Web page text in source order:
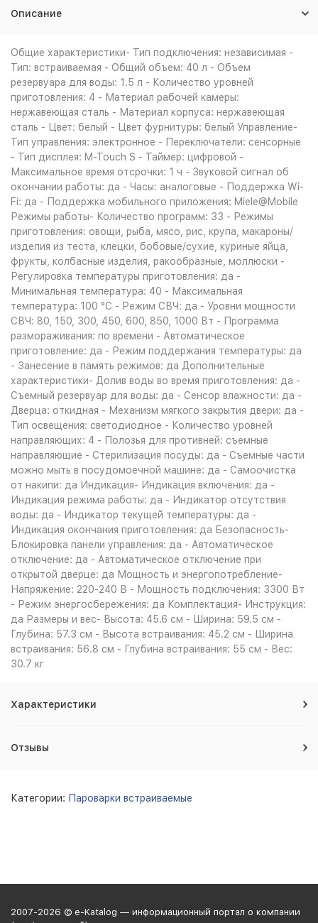
Описание
Общие характеристики- Тип подключения: независимая -
Тип: встраиваемая - Общий объем: 40 л - Объем
резервуара для воды: 1.5 л - Количество уровней
приготовления: 4 - Материал рабочей камеры:
нержавеющая сталь - Материал корпуса: нержавеющая
сталь - Цвет: белый - Цвет фурнитуры: белый Управление-
Тип управления: электронное - Переключатели: сенсорные
- Тип дисплея: M-Touch S - Таймер: цифровой -
Максимальное время отсрочки: 1 ч - Звуковой сигнал об
окончании работы: да - Часы: аналоговые - Поддержка Wi-
Fi: да - Поддержка мобильного приложения: Miele@Mobile
Режимы работы- Количество программ: 33 - Режимы
приготовления: овощи, рыба, мясо, рис, крупа, макароны/
изделия из теста, клецки, бобовые/сухие, куриные яйца,
фрукты, колбасные изделия, ракообразные, моллюски -
Регулировка температуры приготовления: да -
Минимальная температура: 40 - Максимальная
температура: 100 °C - Режим СВЧ: да - Уровни мощности
СВЧ: 80, 150, 300, 450, 600, 850, 1000 Вт - Программа
размораживания: по времени - Автоматическое
приготовление: да - Режим поддержания температуры: да
- Занесение в память режимов: да Дополнительные
характеристики- Долив воды во время приготовления: да -
Съемный резервуар для воды: да - Сенсор влажности: да -
Дверца: откидная - Механизм мягкого закрытия двери: да -
Тип освещения: светодиодное - Количество уровней
направляющих: 4 - Полозья для противней: съемные
направляющие - Стерилизация посуды: да - Съемные части
можно мыть в посудомоечной машине: да - Самоочистка
от накипи: да Индикация- Индикация включения: да -
Индикация режима работы: да - Индикатор отсутствия
воды: да - Индикатор текущей температуры: да -
Индикация окончания приготовления: да Безопасность-
Блокировка панели управления: да - Автоматическое
отключение: да - Автоматическое отключение при
открытой дверце: да Мощность и энергопотребление-
Напряжение: 220-240 В - Мощность подключения: 3300 Вт
- Режим энергосбережения: да Комплектация- Инструкция:
да Размеры и вес- Высота: 45.6 см - Ширина: 59.5 см -
Глубина: 57.3 см - Высота встраивания: 45.2 см - Ширина
встраивания: 56.8 см - Глубина встраивания: 55 см - Вес:
30.7 кг
Характеристики
Отзывы
Категории: Пароварки встраиваемые
2007-2026 © e-Katalog — информационный портал о компании